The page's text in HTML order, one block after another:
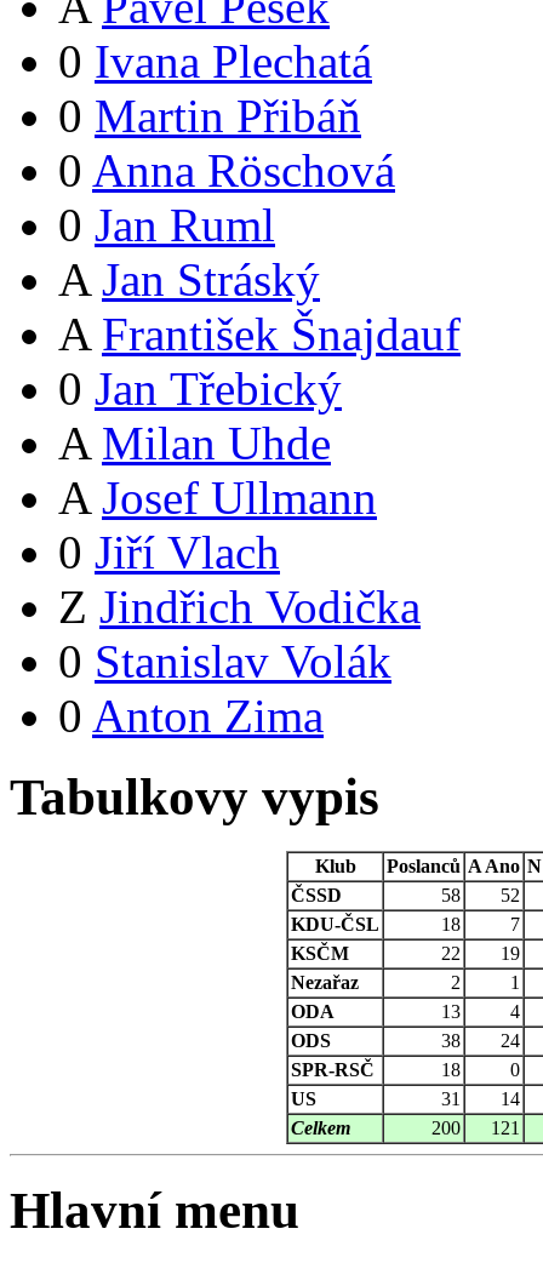
0 Ivana Plechatá
0 Martin Přibáň
0 Anna Röschová
0 Jan Ruml
A Jan Stráský
A František Šnajdauf
0 Jan Třebický
A Milan Uhde
A Josef Ullmann
0 Jiří Vlach
Z Jindřich Vodička
0 Stanislav Volák
0 Anton Zima
Tabulkovy vypis
Klub Poslanců A Ano N
ČSSD
58
52
KDU-ČSL
18
7
KSČM
22
19
Nezařaz
2
1
ODA
13
4
ODS
38
24
SPR-RSČ
18
0
US
31
14
Celkem
200 121
Hlavní menu